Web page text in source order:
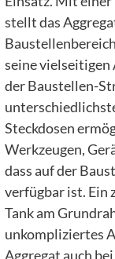
stellt das
seine vielseitigen
der Baustellen-
Steckdosen
Werkzeugen,
dass auf der
verfügbar ist. Ein
Tank am
unkompliziertes
Aggregat auch